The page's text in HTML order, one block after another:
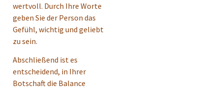
wertvoll. Durch Ihre Worte
geben Sie der Person das
Gefühl, wichtig und geliebt
zu sein.
Abschließend ist es
entscheidend, in Ihrer
Botschaft die Balance